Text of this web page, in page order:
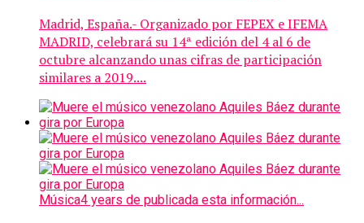
Madrid, España.- Organizado por FEPEX e IFEMA
MADRID, celebrará su 14ª edición del 4 al 6 de
octubre alcanzando unas cifras de participación
similares a 2019....
Música4 years de publicada esta información...